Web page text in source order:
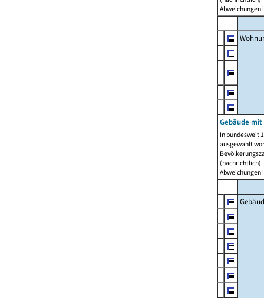
Abweichungen
Gebäude
In bundesweit
ausgewählt
Abweichungen